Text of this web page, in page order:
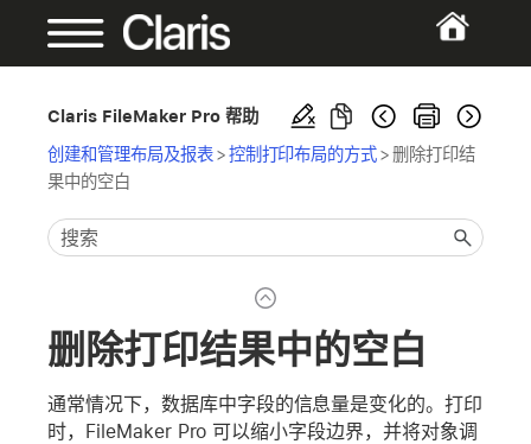
Claris FileMaker Pro 帮助
创建和管理布局及报表>控制打印布局的方式>删除打印结
果中的空白
删除打印结果中的空白
通常情况下，数据库中字段的信息量是变化的。打印
时，FileMaker Pro 可以缩小字段边界，并将对象调